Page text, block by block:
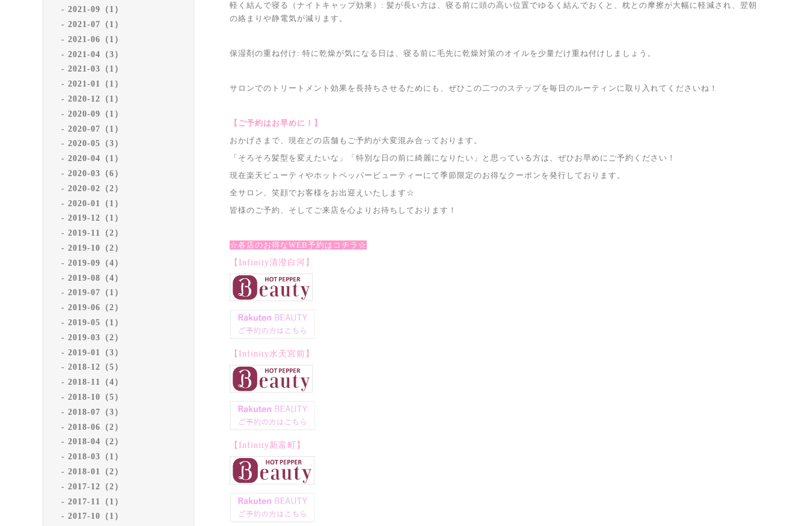
2021-09（1）
2021-07（1）
2021-06（1）
2021-04（3）
2021-03（1）
2021-01（1）
2020-12（1）
2020-09（1）
2020-07（1）
2020-05（3）
2020-04（1）
2020-03（6）
2020-02（2）
2020-01（1）
2019-12（1）
2019-11（2）
2019-10（2）
2019-09（4）
2019-08（4）
2019-07（1）
2019-06（2）
2019-05（1）
2019-03（2）
2019-01（3）
2018-12（5）
2018-11（4）
2018-10（5）
2018-07（3）
2018-06（2）
2018-04（2）
2018-03（1）
2018-01（2）
2017-12（2）
2017-11（1）
2017-10（1）
軽く結んで寝る（ナイトキャップ効果）: 髪が長い方は、寝る前に頭の高い位置でゆるく結んでおくと、枕との摩擦が大幅に軽減され、翌朝
の絡まりや静電気が減ります。
保湿剤の重ね付け: 特に乾燥が気になる日は、寝る前に毛先に乾燥対策のオイルを少量だけ重ね付けしましょう。
サロンでのトリートメント効果を長持ちさせるためにも、ぜひこの二つのステップを毎日のルーティンに取り入れてくださいね！
【ご予約はお早めに！】
おかげさまで、現在どの店舗もご予約が大変混み合っております。
「そろそろ髪型を変えたいな」「特別な日の前に綺麗になりたい」と思っている方は、ぜひお早めにご予約ください！
現在楽天ビューティやホットペッパービューティーにて季節限定のお得なクーポンを発行しております。
全サロン、笑顔でお客様をお出迎えいたします☆
皆様のご予約、そしてご来店を心よりお待ちしております！
☆各店のお得なWEB予約はコチラ☆
【Infinity清澄白河】
【Infinity水天宮前】
【Infinity新富町】